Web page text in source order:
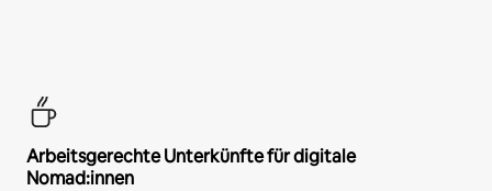
Arbeitsgerechte Unterkünfte für digitale
Nomad:innen